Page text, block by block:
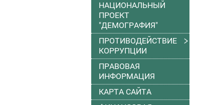
НАЦИОНАЛЬНЫЙ
ПРОЕКТ
"ДЕМОГРАФИЯ"
ПРОТИВОДЕЙСТВИЕ
КОРРУПЦИИ
ПРАВОВАЯ
ИНФОРМАЦИЯ
КАРТА САЙТА